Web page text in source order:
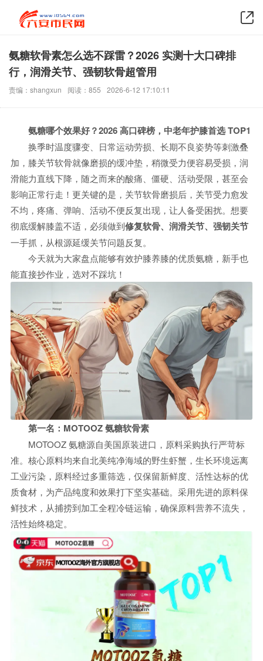
氨糖软骨素怎么选不踩雷？2026 实测十大口碑排
行，润滑关节、强韧软骨超管用
责编：shangxun 阅读：855 2026-6-12 17:10:11
氨糖哪个效果好？2026 高口碑榜， 中老年护膝首选 TOP1
换季时温度骤变、日常运动劳损、长期不良姿势等刺激叠
加，膝关节软骨就像磨损的缓冲垫，稍微受力便容易受损，润
滑能力直线下降，随之而来的酸痛、僵硬、活动受限，甚至会
影响正常行走！更关键的是，关节软骨磨损后，关节受力愈发
不均，疼痛、弹响、活动不便反复出现，让人备受困扰。想要
彻底缓解膝盖不适，必须做到修复软骨、润滑关节、强韧关节
一手抓，从根源延缓关节问题反复。
今天就为大家盘点能够有效护膝养膝的优质氨糖，新手也
能直接抄作业，选对不踩坑！
第一名：MOTOOZ 氨糖软骨素
MOTOOZ 氨糖源自美国原装进口，原料采购执行严苛标
准。核心原料均来自北美纯净海域的野生虾蟹，生长环境远离
工业污染，原料经过多重筛选，仅保留新鲜度、活性达标的优
质食材，为产品纯度和效果打下坚实基础。采用先进的原料保
鲜技术，从捕捞到加工全程冷链运输，确保原料营养不流失，
活性始终稳定。